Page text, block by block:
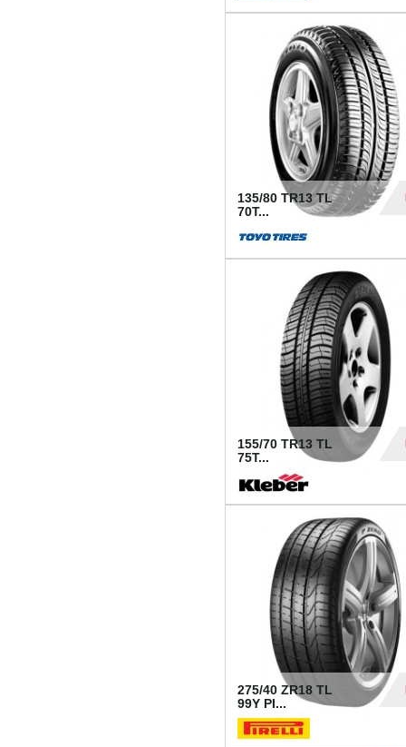
135/80 TR13 TL
70T...
155/70 TR13 TL
75T...
275/40 ZR18 TL
99Y PI...